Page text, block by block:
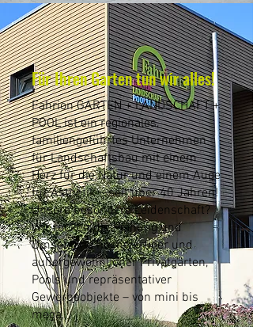
Für Ihren Garten tun wir alles!
Fahrion GARTEN + LANDSCHAFT +
POOL ist ein regionales,
familiengeführtes Unternehmen
für Landschaftsbau mit einem
Herz für die Natur und einem Auge
für Ästhetik – seit über 40 Jahren!
Unsere besondere Leidenschaft?
Wir rocken die Planung und
Umsetzung hochwertiger und
außergewöhnlicher Privatgärten,
Pools und repräsentativer
Gewerbeobjekte – von mini bis
mega.